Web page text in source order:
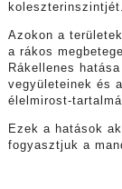
koleszterinszintjét.
Azokon a
a rákos
Rákellenes
vegyületeinek és
élelmirost-
Ezek a hatások
fogyasztjuk a